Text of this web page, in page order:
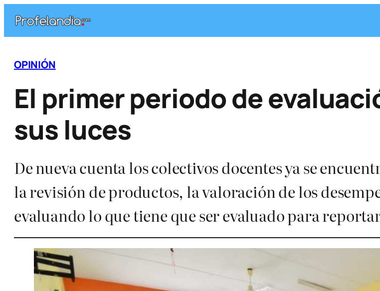
contenido
OPINIÓN
El primer periodo de
sus luces
De nueva cuenta los colectivos docentes ya se
la revisión de productos, la valoración de los
evaluando lo que tiene que ser evaluado para